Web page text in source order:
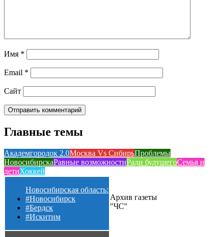
Имя *
Email *
Сайт
Главные темы
Академгородок 2.0Москва Vs СибирьПроблемы
НовосибирскаРавные возможностиРади будущегоСемья и
детиХоккей
Новосибирская область:
#Новосибирск
#Бердск
#Искитим
Архив газеты
"ЧС"